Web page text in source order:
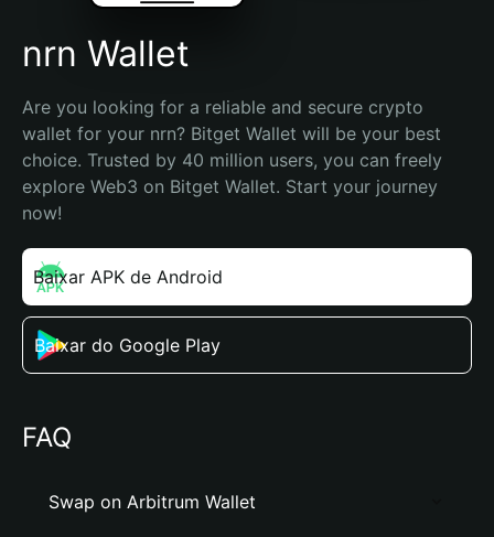
nrn Wallet
Are you looking for a reliable and secure crypto
wallet for your nrn? Bitget Wallet will be your best
choice. Trusted by 40 million users, you can freely
explore Web3 on Bitget Wallet. Start your journey
now!
Baixar APK de Android
Baixar do Google Play
FAQ
Swap on Arbitrum Wallet